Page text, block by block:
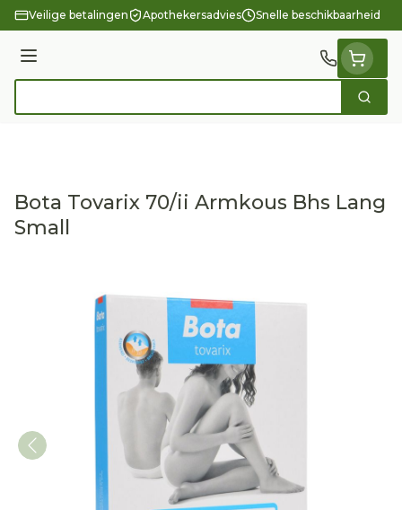
Ga naar de inhoud
Veilige betalingen Apothekersadvies Snelle beschikbaarheid
Menu
Zoek
Bota Tovarix 70/ii Armkous Bhs Lang
Small